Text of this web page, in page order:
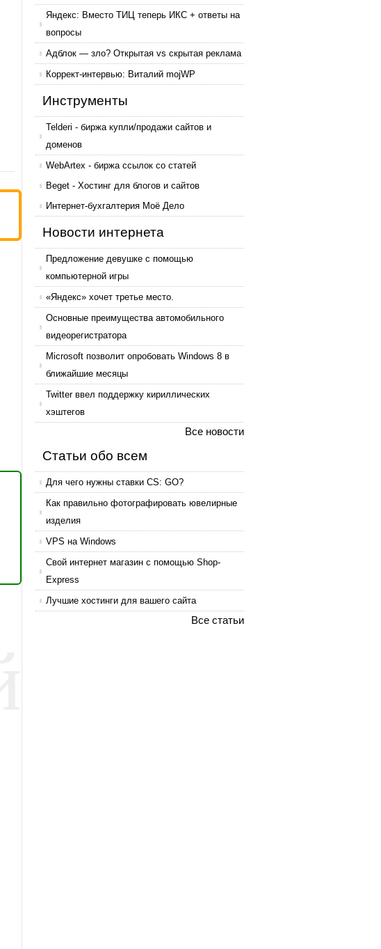
Яндекс: Вместо ТИЦ теперь ИКС + ответы на
вопросы
Адблок — зло? Открытая vs скрытая реклама
Коррект-интервью: Виталий mojWP
Инструменты
Telderi - биржа купли/продажи сайтов и
доменов
WebArtex - биржа ссылок со статей
Beget - Хостинг для блогов и сайтов
Интернет-бухгалтерия Моё Дело
Новости интернета
Предложение девушке с помощью
компьютерной игры
«Яндекс» хочет третье место.
Основные преимущества автомобильного
видеорегистратора
Microsoft позволит опробовать Windows 8 в
ближайшие месяцы
Twitter ввел поддержку кириллических
хэштегов
Все новости
Статьи обо всем
Для чего нужны ставки CS: GO?
Как правильно фотографировать ювелирные
изделия
VPS на Windows
Свой интернет магазин с помощью Shop-
Express
Лучшие хостинги для вашего сайта
Все статьи